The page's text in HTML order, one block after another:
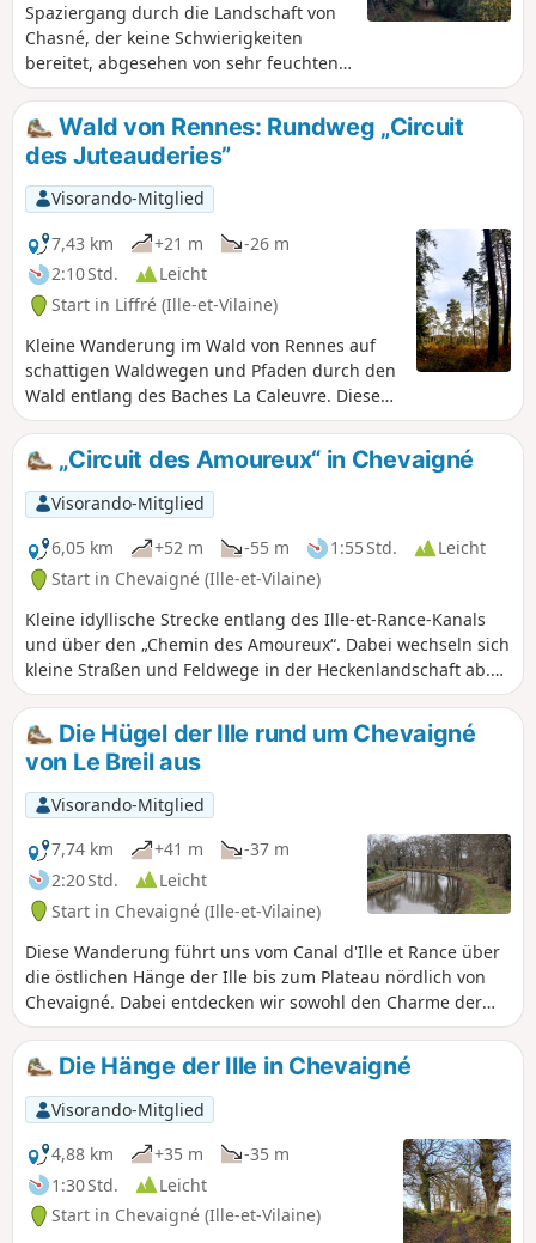
Spaziergang durch die Landschaft von
Chasné, der keine Schwierigkeiten
bereitet, abgesehen von sehr feuchten
Passagen bei Regen. Die hier
vollständig beschriebene Route lässt
mehrere Varianten zu, mit denen man
die Strecke verkürzen kann. Sie ist
gesäumt von majestätischen Eichen und
Ragosses.
Wald von Rennes: Rundweg „Circuit
des Juteauderies”
Visorando-Mitglied
7,43 km
+21 m
-26 m
2:10 Std.
Leicht
Start in Liffré (Ille-et-Vilaine)
Kleine Wanderung im Wald von Rennes auf
schattigen Waldwegen und Pfaden durch den
Wald entlang des Baches La Caleuvre. Diese
einfache Tour ist besonders schön im
Frühjahr, wenn die Buchen ihre hellgrünen
jungen Blätter tragen, oder im Herbst, wenn
sich die Blätter gelb und rot färben. Auf
dieser Wanderung kann man die alte
Wasserleitung entdecken, die das Wasser der
Minette (einem Nebenfluss des Couesnon)
nach Rennes führte.
„Circuit des Amoureux“ in Chevaigné
Visorando-Mitglied
6,05 km
+52 m -55 m 1:55 Std.
Leicht
Start in Chevaigné (Ille-et-Vilaine)
Kleine idyllische Strecke entlang des Ille-et-Rance-Kanals
und über den „Chemin des Amoureux“. Dabei wechseln sich
kleine Straßen und Feldwege in der Heckenlandschaft ab.
Die Wege können im Winter aufgrund der Nähe zum Kanal
sehr feucht sein.
Die Hügel der Ille rund um Chevaigné
von Le Breil aus
Visorando-Mitglied
7,74 km
+41 m
-37 m
2:20 Std.
Leicht
Start in Chevaigné (Ille-et-Vilaine)
Diese Wanderung führt uns vom Canal d'Ille et Rance über
die östlichen Hänge der Ille bis zum Plateau nördlich von
Chevaigné. Dabei entdecken wir sowohl den Charme der
Schleusen als auch den der Hohlwege und der Landschaft
mit ihren Weilern. Sehr abwechslungsreich und farbenfroh
im Frühling und Herbst. Diese Wanderung kann die
Wanderung „Les coteaux de l'Ille à Chevaigné” verlängern,
mit der sie den Start-/Endpunkt teilt.
Die Hänge der Ille in Chevaigné
Visorando-Mitglied
4,88 km
+35 m
-35 m
1:30 Std.
Leicht
Start in Chevaigné (Ille-et-Vilaine)